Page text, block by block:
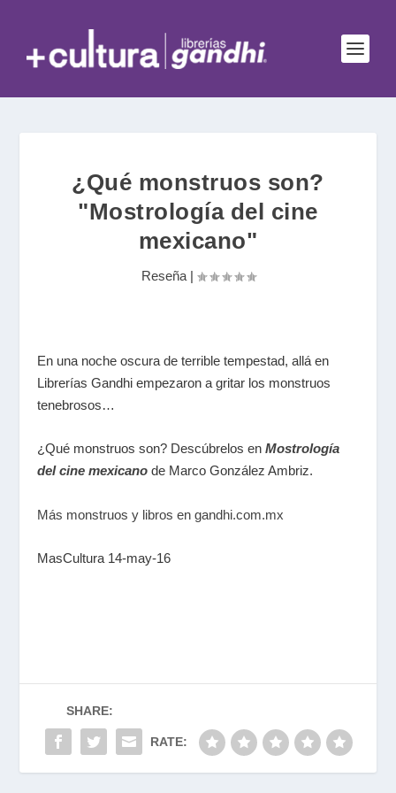
¿Qué monstruos son?
"Mostrología del cine
mexicano"
Reseña|
En una noche oscura de terrible tempestad, allá en
Librerías Gandhi empezaron a gritar los monstruos
tenebrosos…
¿Qué monstruos son? Descúbrelos enMostrología
del cine mexicano de Marco González Ambriz.
Más monstruos y libros en gandhi.com.mx
MasCultura 14-may-16
SHARE:
RATE: